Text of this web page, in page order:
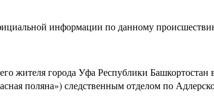
информации по данному
жителя города Уфа Республики
поляна») следственным отделом по